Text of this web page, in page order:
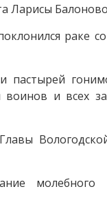
Ларисы
раке
пастырей
и всех